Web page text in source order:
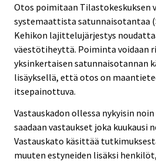
Otos poimitaan Tilastokeskuksen
systemaattista satunnaisotantaa
Kehikon lajittelujärjestys
väestötiheyttä. Poiminta voidaan
yksinkertaisen satunnaisotannan
lisäyksellä, että otos on
itsepainottuva.
Vastauskadon ollessa nykyisin
saadaan vastaukset joka kuukausi
Vastauskato käsittää
muuten estyneiden lisäksi